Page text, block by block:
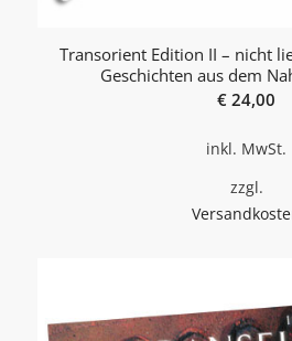
Transorient Edition II – nicht
Geschichten aus dem
€ 24,00
inkl. MwSt.
zzgl.